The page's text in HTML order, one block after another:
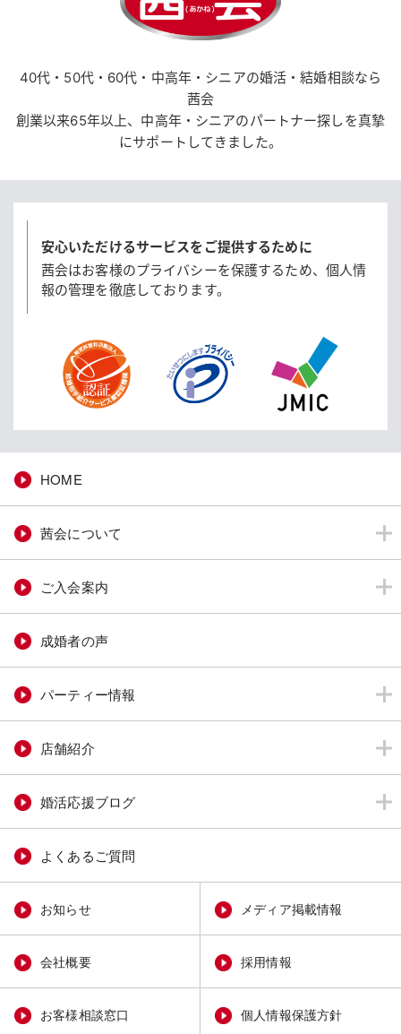
40代・50代・60代・中高年・シニアの婚活・結婚相談なら
茜会
創業以来65年以上、中高年・シニアのパートナー探しを真摯
にサポートしてきました。
安心いただけるサービスをご提供するために
茜会はお客様のプライバシーを保護するため、 個人情
報の管理を徹底しております。
HOME
茜会について
ご入会案内
成婚者の声
パーティー情報
店舗紹介
婚活応援ブログ
よくあるご質問
お知らせ メディア掲載情報
会社概要 採用情報
お客様相談窓口 個人情報保護方針